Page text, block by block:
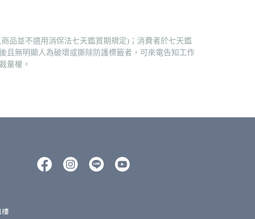
品並不適用消保法七天鑑賞期規定)；消費者於七天鑑
且無明顯人為破壞或撕除防護標籤者，可來電告知工作
量權。
樓